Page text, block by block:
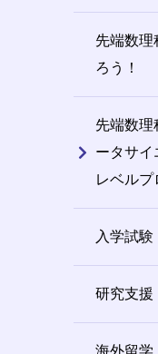
先端数理
ろう！
先端数
ータサイ
レベルプ
入学試験
研究支援
海外留学